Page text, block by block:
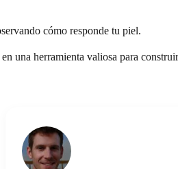
cómo responde tu piel.
una herramienta valiosa para